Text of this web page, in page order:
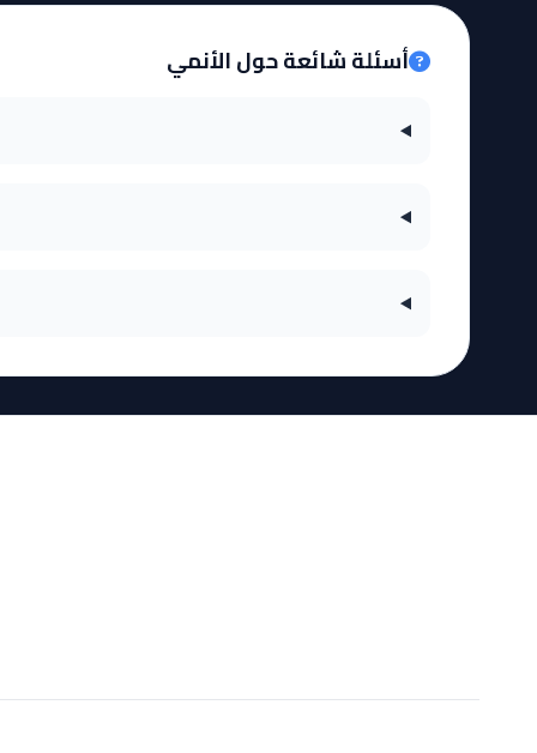
أسئلة شائعة حول الأنمي